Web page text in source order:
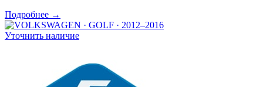
Подробнее →
Уточнить наличие